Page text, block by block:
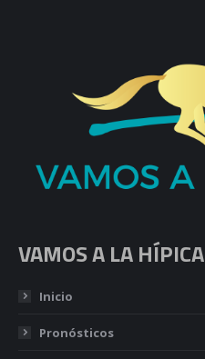
VAMOS A LA HÍPICA
Inicio
Pronósticos